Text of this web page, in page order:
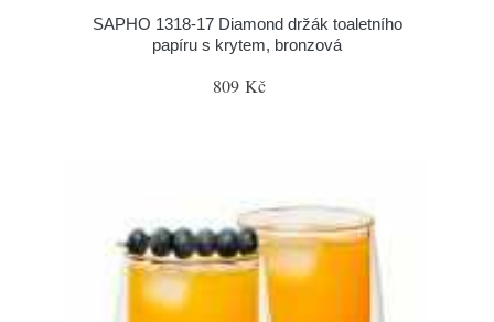
SAPHO 1318-17 Diamond držák toaletního
papíru s krytem, bronzová
809 Kč